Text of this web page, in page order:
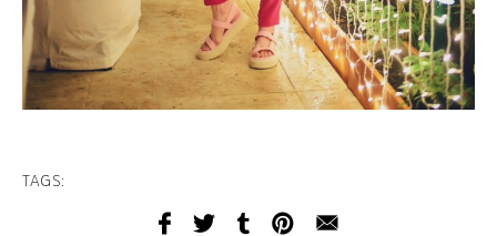
TAGS: